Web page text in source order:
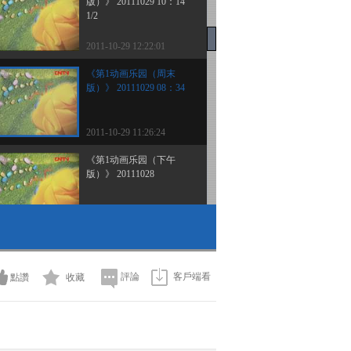
1/2
2011-10-29 12:22:01
《第1动画乐园（周末
版）》 20111029 08：34
2011-10-29 11:26:24
《第1动画乐园（下午
版）》 20111028
2011-10-27 18:44:56
版）》 20111023 16：48
點讚 收藏 評論 客戶端看